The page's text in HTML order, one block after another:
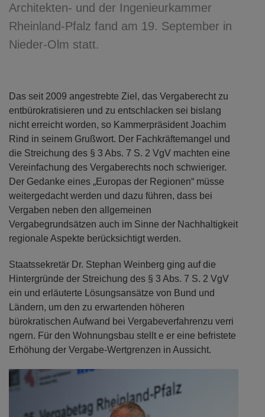
Architekten- und der Ingenieurkammer
Rheinland-Pfalz fand am 19. September in
Nieder-Olm statt.
Das seit 2009 angestrebte Ziel, das Vergaberecht zu
entbürokratisieren und zu entschlacken sei bislang
nicht erreicht worden, so Kammerpräsident Joachim
Rind in seinem Grußwort. Der Fachkräftemangel und
die Streichung des § 3 Abs. 7 S. 2 VgV machten eine
Vereinfachung des Vergaberechts noch schwieriger.
Der Gedanke eines „Europas der Regionen“ müsse
weitergedacht werden und dazu führen, dass bei
Vergaben neben den allgemeinen
Vergabegrundsätzen auch im Sinne der Nachhaltigkeit
regionale Aspekte berücksichtigt werden.
Staatssekretär Dr. Stephan Weinberg ging auf die
Hintergründe der Streichung des § 3 Abs. 7 S. 2 VgV
ein und erläuterte Lösungsansätze von Bund und
Ländern, um den zu erwartenden höheren
bürokratischen Aufwand bei Vergabeverfahrenzu verri
ngern. Für den Wohnungsbau stellt e er eine befristete
Erhöhung der Vergabe-Wertgrenzen in Aussicht.
Previous